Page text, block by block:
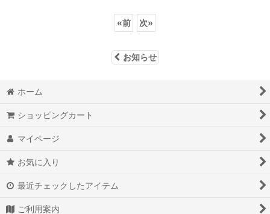
«前 次»
お知らせ
ホーム
ショッピングカート
マイページ
お気に入り
最近チェックしたアイテム
ご利用案内